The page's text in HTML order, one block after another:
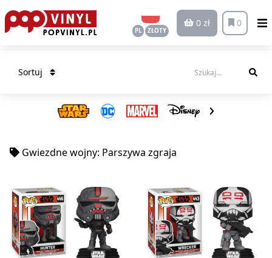
PL ZŁOTY
0 zł 0
Sortuj
Gwiezdne wojny: Parszywa zgraja